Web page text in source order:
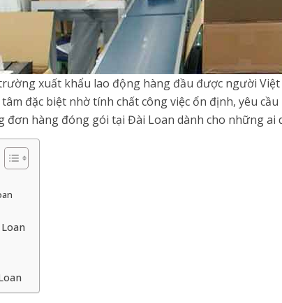
xuất khẩu lao động hàng đầu được người
đặc biệt nhờ tính chất công việc ổn định, yêu
đơn hàng đóng gói tại Đài Loan dành cho những ai